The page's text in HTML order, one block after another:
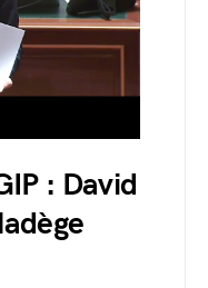
: David